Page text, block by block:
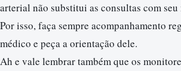
arterial não substitui as consultas com seu
Por isso, faça sempre acompanhamento
médico e peça a orientação dele.
Ah e vale lembrar também que os